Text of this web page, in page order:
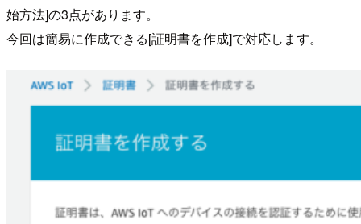
始方法]の3点があります。
今回は簡易に作成できる[証明書を作成]で対応します。